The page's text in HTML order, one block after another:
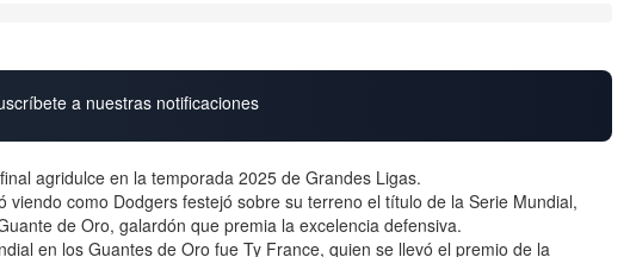
a nuestras notificaciones
agridulce en la temporada 2025 de Grandes Ligas.
viendo como Dodgers festejó sobre su terreno el título de la Serie Mundial,
de Oro, galardón que premia la excelencia defensiva.
en los Guantes de Oro fue Ty France, quien se llevó el premio de la